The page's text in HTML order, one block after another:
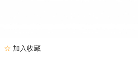
☆ 加入收藏